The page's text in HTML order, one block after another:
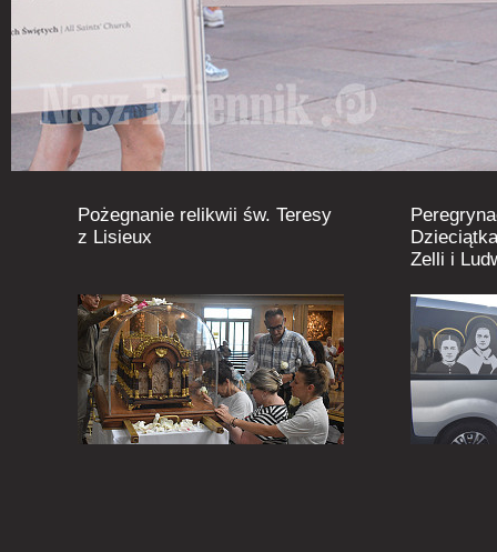
Pożegnanie relikwii św. Teresy
z Lisieux
Zelli i